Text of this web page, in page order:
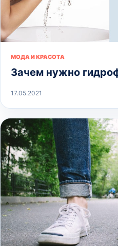
МОДА И КРАСОТА
Зачем нужно
17.05.2021